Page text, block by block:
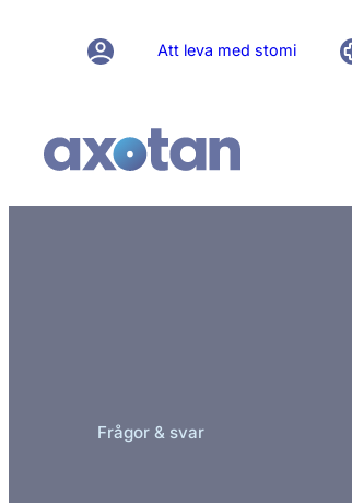
Att leva med stomi
Frågor & svar